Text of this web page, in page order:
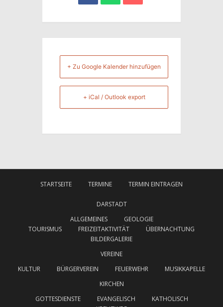
+ Zu Google Kalender hinzufügen
+ iCal / Outlook export
STARTSEITE TERMINE TERMIN EINTRAGEN
DARSTADT
ALLGEMEINES
GEOLOGIE
TOURISMUS
FREIZEITAKTIVITÄT
ÜBERNACHTUNG
BILDERGALERIE
VEREINE
KULTUR
BÜRGERVEREIN FEUERWEHR
MUSIKKAPELLE
KIRCHEN
GOTTESDIENSTE
EVANGELISCH
KATHOLISCH